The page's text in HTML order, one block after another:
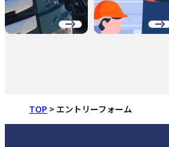
TOP エントリーフォーム